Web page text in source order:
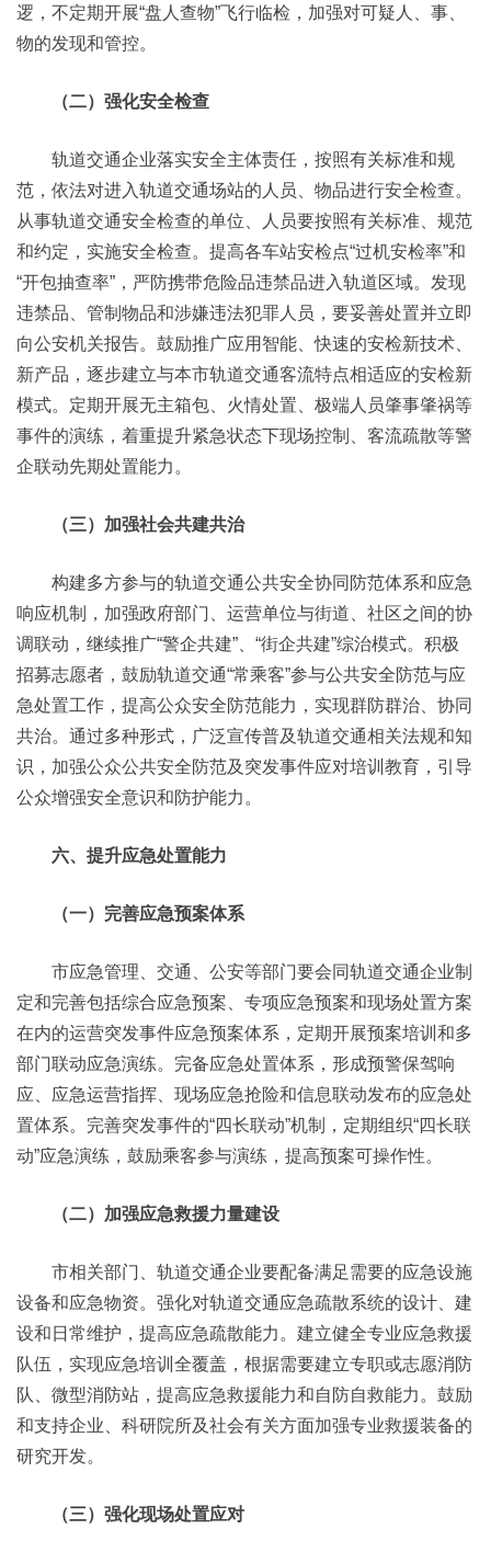
逻，不定期开展“盘人查物”飞行临检，加强对可疑人、事、
物的发现和管控。
（二）强化安全检查
轨道交通企业落实安全主体责任，按照有关标准和规
范，依法对进入轨道交通场站的人员、物品进行安全检查。
从事轨道交通安全检查的单位、人员要按照有关标准、规范
和约定，实施安全检查。提高各车站安检点“过机安检率”和
“开包抽查率”，严防携带危险品违禁品进入轨道区域。发现
违禁品、管制物品和涉嫌违法犯罪人员，要妥善处置并立即
向公安机关报告。鼓励推广应用智能、快速的安检新技术、
新产品，逐步建立与本市轨道交通客流特点相适应的安检新
模式。定期开展无主箱包、火情处置、极端人员肇事肇祸等
事件的演练，着重提升紧急状态下现场控制、客流疏散等警
企联动先期处置能力。
（三）加强社会共建共治
构建多方参与的轨道交通公共安全协同防范体系和应急
响应机制，加强政府部门、运营单位与街道、社区之间的协
调联动，继续推广“警企共建”、“街企共建”综治模式。积极
招募志愿者，鼓励轨道交通“常乘客”参与公共安全防范与应
急处置工作，提高公众安全防范能力，实现群防群治、协同
共治。通过多种形式，广泛宣传普及轨道交通相关法规和知
识，加强公众公共安全防范及突发事件应对培训教育，引导
公众增强安全意识和防护能力。
六、提升应急处置能力
（一）完善应急预案体系
市应急管理、交通、公安等部门要会同轨道交通企业制
定和完善包括综合应急预案、专项应急预案和现场处置方案
在内的运营突发事件应急预案体系，定期开展预案培训和多
部门联动应急演练。完备应急处置体系，形成预警保驾响
应、应急运营指挥、现场应急抢险和信息联动发布的应急处
置体系。完善突发事件的“四长联动”机制，定期组织“四长联
动”应急演练，鼓励乘客参与演练，提高预案可操作性。
（二）加强应急救援力量建设
市相关部门、轨道交通企业要配备满足需要的应急设施
设备和应急物资。强化对轨道交通应急疏散系统的设计、建
设和日常维护，提高应急疏散能力。建立健全专业应急救援
队伍，实现应急培训全覆盖，根据需要建立专职或志愿消防
队、微型消防站，提高应急救援能力和自防自救能力。鼓励
和支持企业、科研院所及社会有关方面加强专业救援装备的
研究开发。
（三）强化现场处置应对